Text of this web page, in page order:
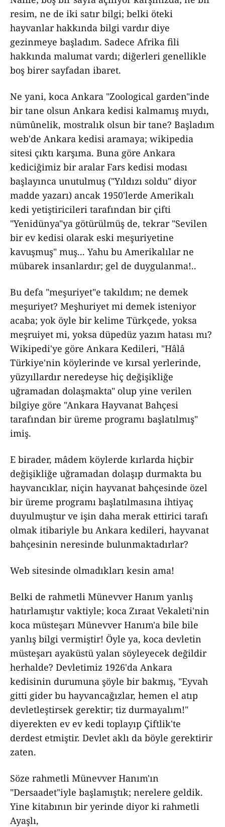
resim, ne de iki satır bilgi; belki öteki
hayvanlar hakkında bilgi vardır diye
gezinmeye başladım. Sadece Afrika fili
hakkında malumat vardı; diğerleri genellikle
boş birer sayfadan ibaret.
Ne yani, koca Ankara "Zoological garden"inde
bir tane olsun Ankara kedisi kalmamış mıydı,
nümûnelik, mostralık olsun bir tane? Başladım
web'de Ankara kedisi aramaya; wikipedia
sitesi çıktı karşıma. Buna göre Ankara
kediciğimiz bir aralar Fars kedisi modası
başlayınca unutulmuş ("Yıldızı soldu" diyor
madde yazarı) ancak 1950'lerde Amerikalı
kedi yetiştiricileri tarafından bir çifti
"Yenidünya"ya götürülmüş de, tekrar "Sevilen
bir ev kedisi olarak eski meşuriyetine
kavuşmuş" muş... Yahu bu Amerikalılar ne
mübarek insanlardır; gel de duygulanma!..
Bu defa "meşuriyet"e takıldım; ne demek
meşuriyet? Meşhuriyet mi demek isteniyor
acaba; yok öyle bir kelime Türkçede, yoksa
meşruiyet mi, yoksa düpedüz yazım hatası mı?
Wikipedi'ye göre Ankara Kedileri, "Hâlâ
Türkiye'nin köylerinde ve kırsal yerlerinde,
yüzyıllardır neredeyse hiç değişikliğe
uğramadan dolaşmakta" olup yine verilen
bilgiye göre "Ankara Hayvanat Bahçesi
tarafından bir üreme programı başlatılmış"
imiş.
E birader, mâdem köylerde kırlarda hiçbir
değişikliğe uğramadan dolaşıp durmakta bu
hayvancıklar, niçin hayvanat bahçesinde özel
bir üreme programı başlatılmasına ihtiyaç
duyulmuştur ve işin daha merak ettirici tarafı
olmak itibariyle bu Ankara kedileri, hayvanat
bahçesinin neresinde bulunmaktadırlar?
Web sitesinde olmadıkları kesin ama!
Belki de rahmetli Münevver Hanım yanlış
hatırlamıştır vaktiyle; koca Zıraat Vekaleti'nin
koca müsteşarı Münevver Hanım'a bile bile
yanlış bilgi vermiştir! Öyle ya, koca devletin
müsteşarı ayaküstü yalan söyleyecek değildir
herhalde? Devletimiz 1926'da Ankara
kedisinin durumuna şöyle bir bakmış, "Eyvah
gitti gider bu hayvancağızlar, hemen el atıp
devletleştirsek gerektir; tiz durmayalım!"
diyerekten ev ev kedi toplayıp Çiftlik'te
derdest etmiştir. Devlet aklı da böyle gerektirir
zaten.
Söze rahmetli Münevver Hanım'ın
"Dersaadet"iyle başlamıştık; nerelere geldik.
Yine kitabının bir yerinde diyor ki rahmetli
Ayaşlı,